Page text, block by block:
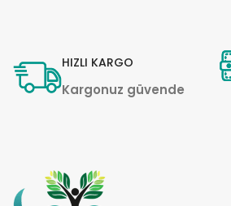
HIZLI KARGO
Kargonuz güvende